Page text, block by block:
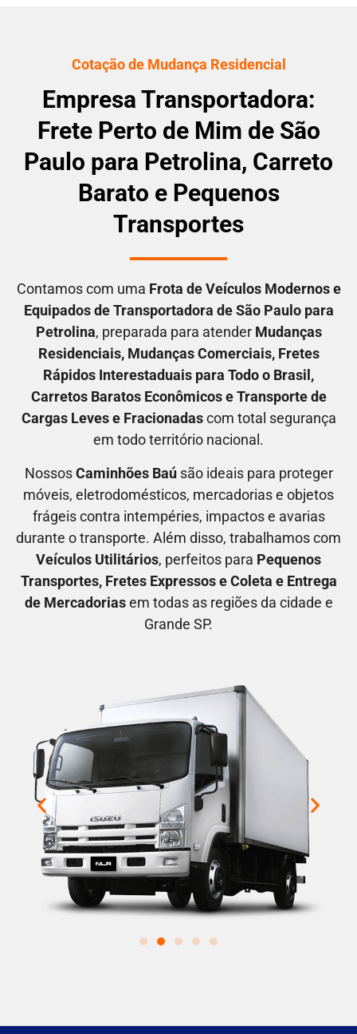
Cotação de Mudança Residencial
Empresa Transportadora:
Frete Perto de Mim de São
Paulo para Petrolina, Carreto
Barato e Pequenos
Transportes
Contamos com uma Frota de Veículos Modernos e
Equipados de Transportadora de São Paulo para
Petrolina, preparada para atender Mudanças
Residenciais, Mudanças Comerciais, Fretes
Rápidos Interestaduais para Todo o Brasil ,
Carretos Baratos Econômicose Transporte de
Cargas Leves e Fracionadascom total segurança
em todo território nacional.
NossosCaminhões Baúsão ideais para proteger
móveis, eletrodomésticos, mercadorias e objetos
frágeis contra intempéries, impactos e avarias
durante o transporte. Além disso, trabalhamos com
Veículos Utilitários, perfeitos para Pequenos
Transportes, Fretes Expressose Coleta e Entrega
de Mercadoriasem todas as regiões da cidade e
Grande SP.